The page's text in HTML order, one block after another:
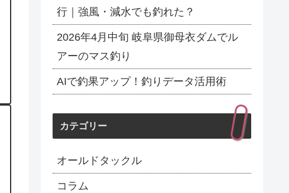
行｜強風・減水でも釣れた？
2026年4月中旬 岐阜県御母衣ダムでル
アーのマス釣り
AIで釣果アップ！釣りデータ活用術
カテゴリー
オールドタックル
コラム